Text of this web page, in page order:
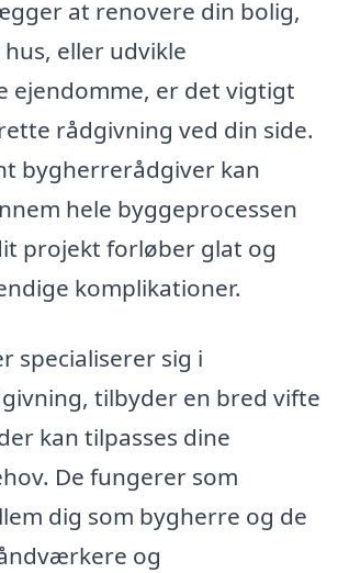
at renovere din bolig,
eller udvikle
ejendomme, er det vigtigt
rådgivning ved din side.
bygherrerådgiver kan
hele byggeprocessen
projekt forløber glat og
komplikationer.
specialiserer sig i
tilbyder en bred vifte
kan tilpasses dine
De fungerer som
dig som bygherre og de
og